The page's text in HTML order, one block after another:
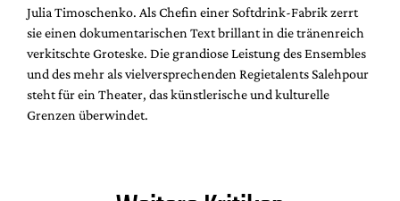
Julia Timoschenko. Als Chefin einer Softdrink-Fabrik zerrt
sie einen dokumentarischen Text brillant in die tränenreich
verkitschte Groteske. Die grandiose Leistung des Ensembles
und des mehr als vielversprechenden Regietalents Salehpour
steht für ein Theater, das künstlerische und kulturelle
Grenzen überwindet.